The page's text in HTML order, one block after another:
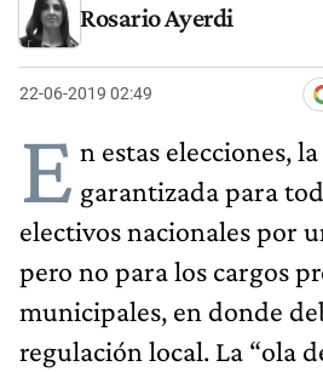
Rosario Ayerdi
22-06-2019 02:49
E n estas elecciones,
garantizada para
electivos nacionales por
pero no para los cargos
municipales, en donde
regulación local. La “ola